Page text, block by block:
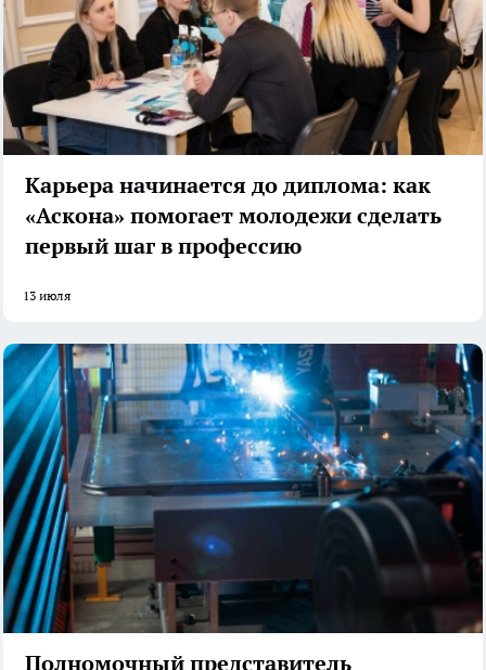
Карьера начинается до диплома: как
«Аскона» помогает молодежи сделать
первый шаг в профессию
13 июля
Полномочный представитель